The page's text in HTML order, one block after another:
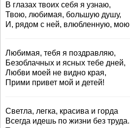
В глазах твоих себя я узнаю,
Твою, любимая, большую душу,
И, рядом с ней, влюбленную, мою
Любимая, тебя я поздравляю,
Безоблачных и ясных тебе дней,
Любви моей не видно края,
Прими привет мой и детей!
Светла, легка, красива и горда
Всегда идешь по жизни без труда.